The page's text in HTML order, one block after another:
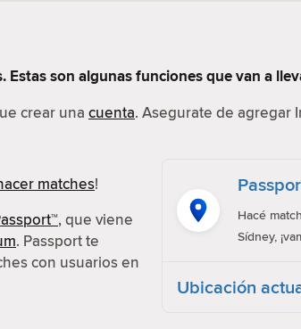
son algunas funciones que van a
crear una cuenta. Asegurate de agregar
matches!
, que viene
. Passport te
con usuarios en
Hacé
Sídney,
Ubicación